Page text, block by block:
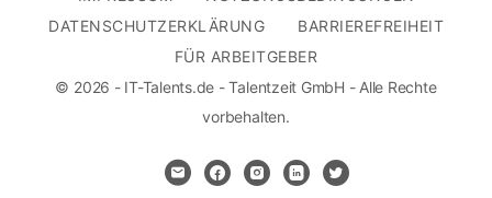
DATENSCHUTZERKLÄRUNG
BARRIEREFREIHEIT
FÜR ARBEITGEBER
© 2026 - IT-Talents.de - Talentzeit GmbH - Alle Rechte
vorbehalten.